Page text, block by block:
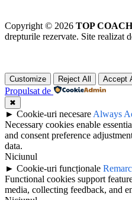
Copyright © 2026 TOP
drepturile rezervate. Site realizat
Customize Reject All Accept
Propulsat de
✖
► Cookie-uri necesare Always
Necessary cookies enable
and consent preference
data.
Niciunul
► Cookie-uri funcționale
Functional cookies support
media, collecting feedback, and